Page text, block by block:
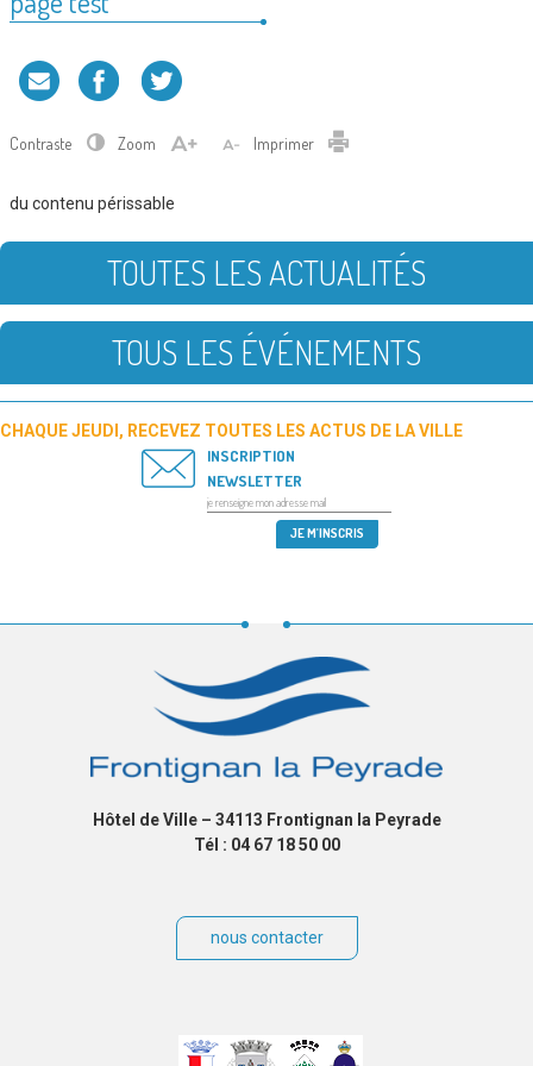
Contraste Zoom Imprimer
du contenu périssable
TOUTES LES ACTUALITÉS
TOUS LES ÉVÉNEMENTS
CHAQUE JEUDI, RECEVEZ TOUTES LES ACTUS DE LA VILLE
INSCRIPTION
NEWSLETTER
Hôtel de Ville – 34113 Frontignan la Peyrade
Tél : 04 67 18 50 00
nous contacter